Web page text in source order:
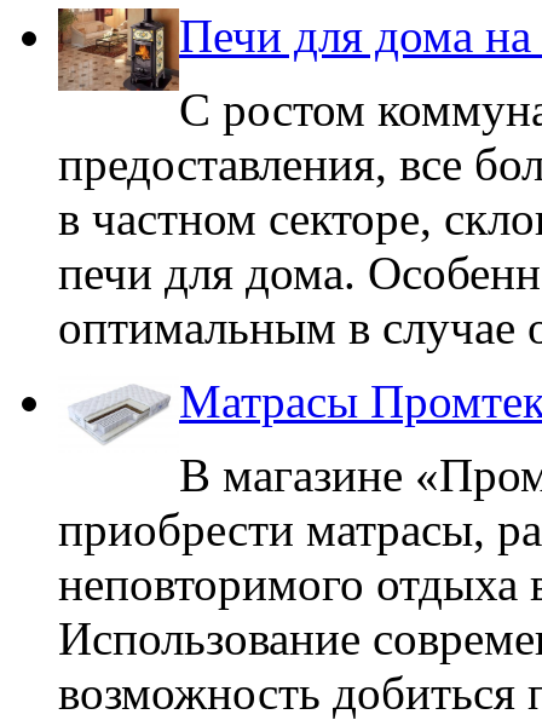
Печи для дома
С ростом
предоставления, все
в частном секторе,
печи для дома.
оптимальным в случае
Матрасы
В магазине
приобрести матрасы,
неповторимого
Использование
возможность добиться